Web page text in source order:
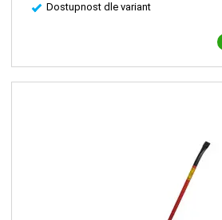
Dostupnost dle variant